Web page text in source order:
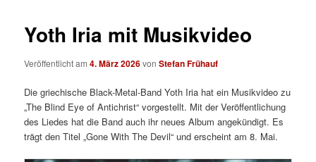
Yoth Iria mit Musikvideo
Veröffentlicht am4. März 2026vonStefan Frühauf
Die griechische Black-Metal-Band Yoth Iria hat ein Musikvideo zu
„The Blind Eye of Antichrist“ vorgestellt. Mit der Veröffentlichung
des Liedes hat die Band auch ihr neues Album angekündigt. Es
trägt den Titel „Gone With The Devil“ und erscheint am 8. Mai.